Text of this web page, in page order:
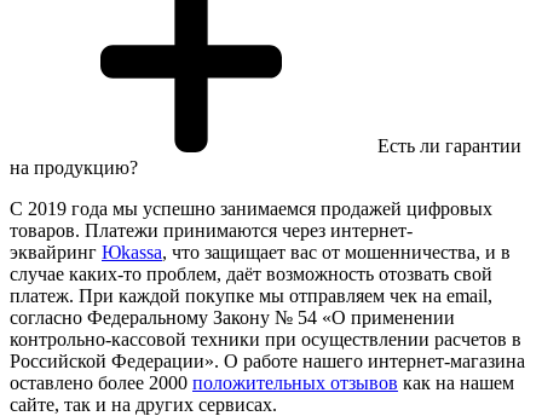
Есть ли гарантии
на продукцию?
С 2019 года мы успешно занимаемся продажей цифровых
товаров. Платежи принимаются через интернет-
эквайринг Юkassa, что защищает вас от мошенничества, и в
случае каких-то проблем, даёт возможность отозвать свой
платеж. При каждой покупке мы отправляем чек на email,
согласно Федеральному Закону № 54 «О применении
контрольно-кассовой техники при осуществлении расчетов в
Российской Федерации». О работе нашего интернет-магазина
оставлено более 2000 положительных отзывов как на нашем
сайте, так и на других сервисах.